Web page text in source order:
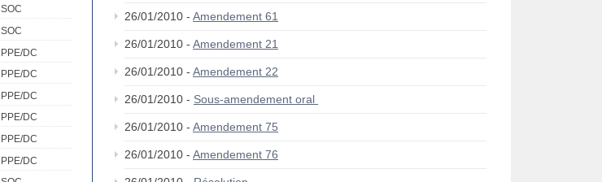
SOC
SOC
PPE/DC
PPE/DC
PPE/DC
PPE/DC
PPE/DC
PPE/DC
26/01/2010 - Amendement 61
26/01/2010 - Amendement 21
26/01/2010 - Amendement 22
26/01/2010 - Sous-amendement oral
26/01/2010 - Amendement 75
26/01/2010 - Amendement 76